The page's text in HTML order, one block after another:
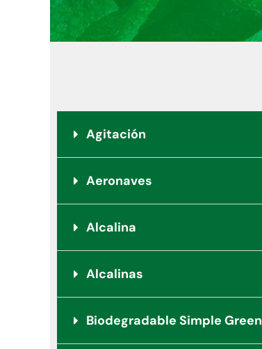
Agitación
Aeronaves
Alcalina
Alcalinas
Biodegradable Simple Green